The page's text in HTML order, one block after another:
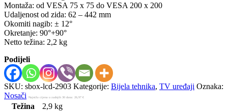
Montaža: od VESA 75 x 75 do VESA 200 x 200
Udaljenost od zida: 62 – 442 mm
Okomiti nagib: ± 12°
Okretanje: 90°+90°
Netto težina: 2,2 kg
Podijeli
SKU: sbox-lcd-2903 Kategorije: Bijela tehnika, TV uređaji Oznaka:
Nosači
Najniža cijena u zadnjih 30 dana: 26,97 €
Težina
2,9 kg